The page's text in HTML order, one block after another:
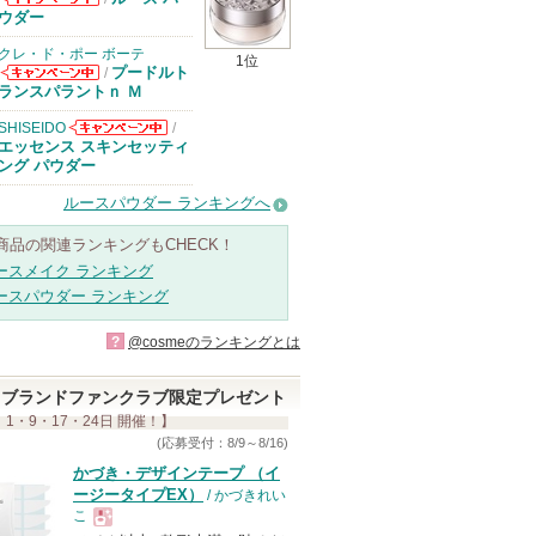
1位
コスメデコルテ
からのお知らせ
があります
ダー
レ・ド・ポー ボーテ
クレ・ド・ポー
ボーテからのお
知らせがありま
す
/ プードルト
ンスパラントｎ Ｍ
SHISEIDOから
のお知らせがあ
/
ッセンス スキンセッティ
グ パウダー
ルースパウダー ランキングへ
品の関連ランキングもCHECK！
スメイク ランキング
スパウダー ランキング
? @cosmeのランキングとは
ブランドファンクラブ限定プレゼント
1・9・17・24日 開催！】
(応募受付：8/9～8/16)
かづき・デザインテープ （イ
ージータイプEX）
/ かづきれい
こ